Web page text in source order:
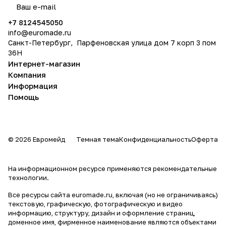
растущих производителей потребительской
доступные альтернативы именитым конкурентам
в разных категориях. Ассортимент продукции
компании включает в себя зарядные устройства
для телефонов, внешние аккумуляторы, наушники,
колонки, концентраторы данных, 3D-принтеры,
зарядные кабели, фонарики (вспышки), защитные
экраны для телефонов и другие товары.
+7 8124545050
info@euromade.ru
Санкт-Петербург, Парфеновская улица дом 7 корп 3 пом
36Н
Интернет-магазин
Компания
Информация
Помощь
© 2026 Евромейд Темная темаКонфиденциальностьОферта
На информационном ресурсе применяются рекомендательные
технологии.
Все ресурсы сайта euromade.ru, включая (но не ограничиваясь)
текстовую, графическую, фотографическую и видео
информацию, структуру, дизайн и оформление страниц,
доменное имя, фирменное наименование являются объектами